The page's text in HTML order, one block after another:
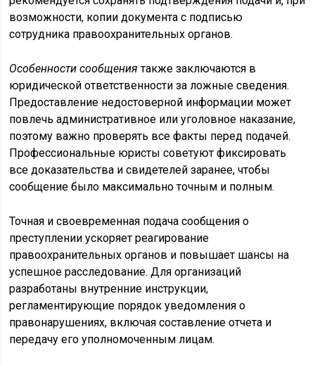
возможности, копии документа с подписью
сотрудника правоохранительных органов.
Особенности сообщения также заключаются в
юридической ответственности за ложные сведения.
Предоставление недостоверной информации может
повлечь административное или уголовное наказание,
поэтому важно проверять все факты перед подачей.
Профессиональные юристы советуют фиксировать
все доказательства и свидетелей заранее, чтобы
сообщение было максимально точным и полным.
Точная и своевременная подача сообщения о
преступлении ускоряет реагирование
правоохранительных органов и повышает шансы на
успешное расследование. Для организаций
разработаны внутренние инструкции,
регламентирующие порядок уведомления о
правонарушениях, включая составление отчета и
передачу его уполномоченным лицам.